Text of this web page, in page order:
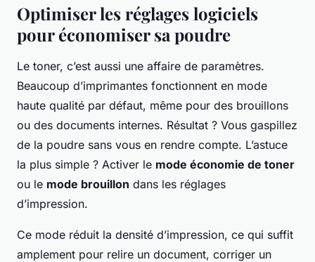
Optimiser les réglages logiciels
pour économiser sa poudre
Le toner, c’est aussi une affaire de paramètres.
Beaucoup d’imprimantes fonctionnent en mode
haute qualité par défaut, même pour des brouillons
ou des documents internes. Résultat ? Vous gaspillez
de la poudre sans vous en rendre compte. L’astuce
la plus simple ? Activer le mode économie de toner
ou le mode brouillon dans les réglages
d’impression.
Ce mode réduit la densité d’impression, ce qui suffit
amplement pour relire un document, corriger un